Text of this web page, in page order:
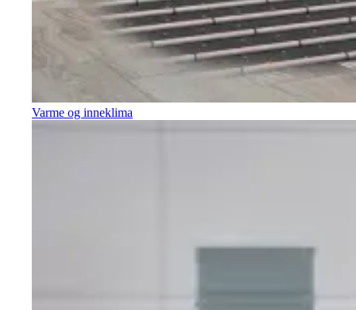
Varme og inneklima